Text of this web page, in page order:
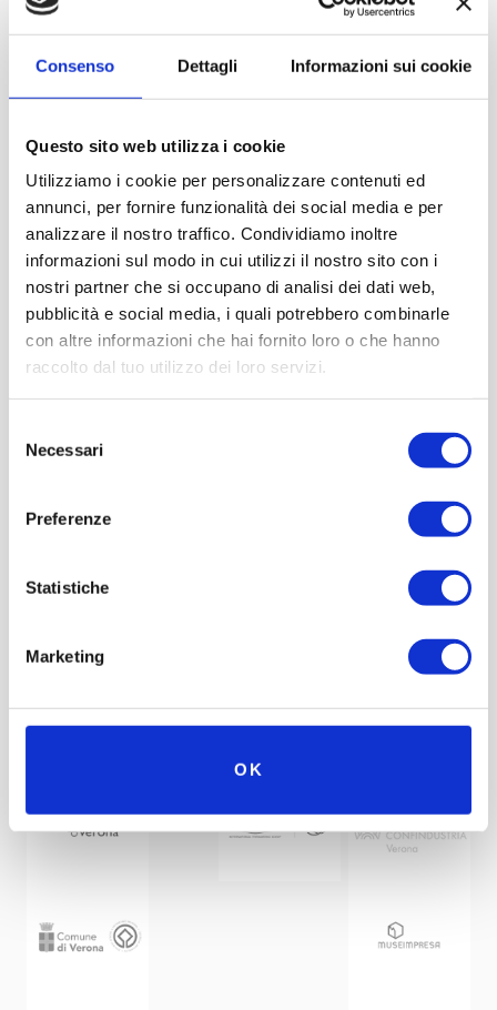
Consenso Dettagli Informazioni sui cookie
Questo sito web utilizza i cookie
Utilizziamo i cookie per personalizzare contenuti ed
annunci, per fornire funzionalità dei social media e per
analizzare il nostro traffico. Condividiamo inoltre
informazioni sul modo in cui utilizzi il nostro sito con i
nostri partner che si occupano di analisi dei dati web,
pubblicità e social media, i quali potrebbero combinarle
con altre informazioni che hai fornito loro o che hanno
raccolto dal tuo utilizzo dei loro servizi.
delNecessari
Preferenze
Statistiche
Marketing
OK